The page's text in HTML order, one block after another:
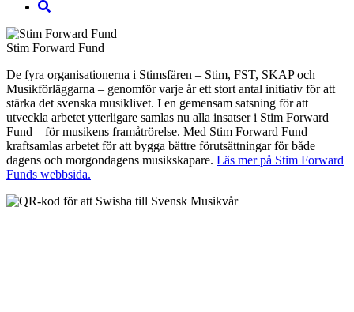
Stim Forward Fund
De fyra organisationerna i Stimsfären – Stim, FST, SKAP och
Musikförläggarna – genomför varje år ett stort antal initiativ för att
stärka det svenska musiklivet. I en gemensam satsning för att
utveckla arbetet ytterligare samlas nu alla insatser i Stim Forward
Fund – för musikens framåtrörelse. Med Stim Forward Fund
kraftsamlas arbetet för att bygga bättre förutsättningar för både
dagens och morgondagens musikskapare. Läs mer på Stim Forward
Funds webbsida.